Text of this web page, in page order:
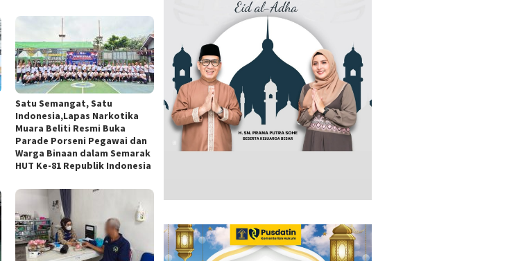
Satu Semangat, Satu
Indonesia,Lapas Narkotika
Muara Beliti Resmi Buka
Parade Porseni Pegawai dan
Warga Binaan dalam Semarak
HUT Ke-81 Republik Indonesia